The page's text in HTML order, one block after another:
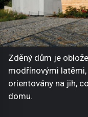
Zděný dům je
modřínovými
orientovány na jih,
domu.